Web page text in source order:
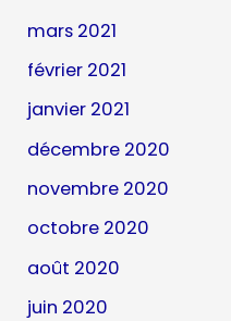
mars 2021
février 2021
janvier 2021
décembre 2020
novembre 2020
octobre 2020
août 2020
juin 2020